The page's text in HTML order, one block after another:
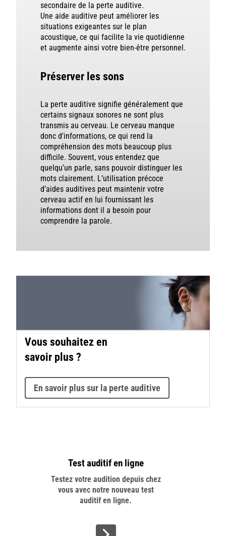
secondaire de la perte auditive.
Une aide auditive peut améliorer les
situations exigeantes sur le plan
acoustique, ce qui facilite la vie quotidienne
et augmente ainsi votre bien-être personnel.
Préserver les sons
La perte auditive signifie généralement que
certains signaux sonores ne sont plus
transmis au cerveau. Le cerveau manque
donc d'informations, ce qui rend la
compréhension des mots beaucoup plus
difficile. Souvent, vous entendez que
quelqu’un parle, sans pouvoir distinguer les
mots clairement. L’utilisation précoce
d’aides auditives peut maintenir votre
cerveau actif en lui fournissant les
informations dont il a besoin pour
comprendre la parole.
Vous souhaitez en
savoir plus ?
En savoir plus sur la perte auditive
Test auditif en ligne
Testez votre audition depuis chez
vous avec notre nouveau test
auditif en ligne.
>